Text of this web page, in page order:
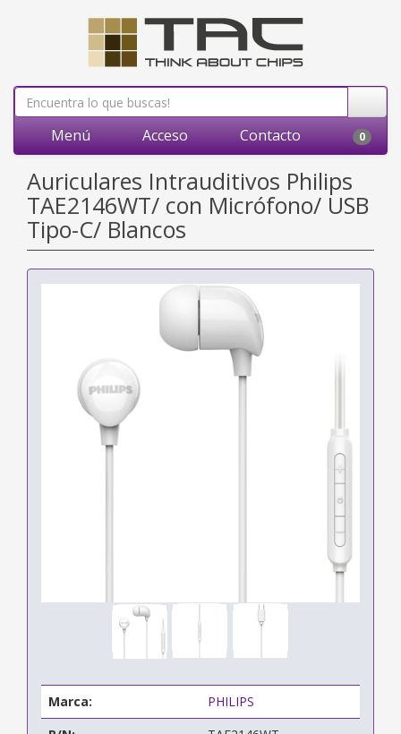
Menú Acceso Contacto 0
Auriculares Intrauditivos Philips
TAE2146WT/ con Micrófono/ USB
Tipo-C/ Blancos
Marca:
PHILIPS